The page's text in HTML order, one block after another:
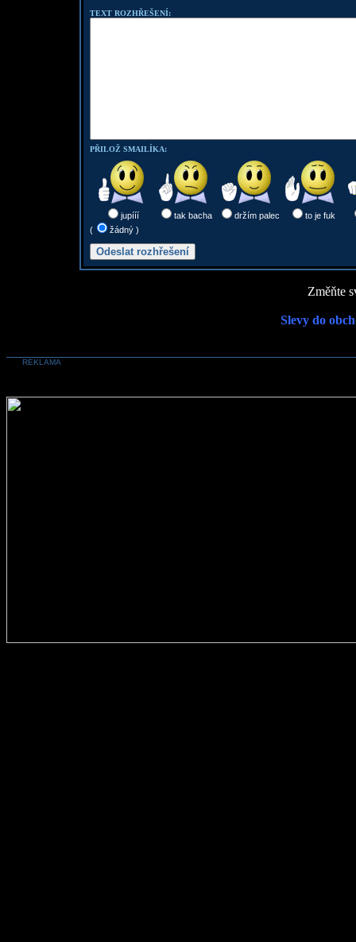
TEXT ROZHŘEŠENÍ:
PŘILOŽ SMAILÍKA:
jupííí tak bacha držím palec
to je fuk
(
žádný )
Změňte
Slevy do
REKLAMA